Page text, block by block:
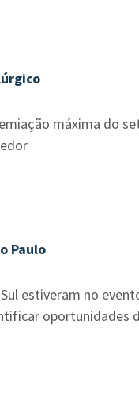
máxima do
Paulo
estiveram no
oportunidades